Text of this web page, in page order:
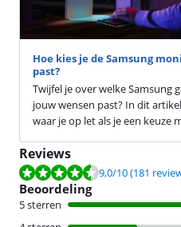
Hoe kies je de Samsung
past?
Twijfel je over welke Samsung
jouw wensen past? In dit
waar je op let als je een keuze
Reviews
Beoordeling is 9,0 van de 10,
9,0/10(181
Beoordeling
5 sterren